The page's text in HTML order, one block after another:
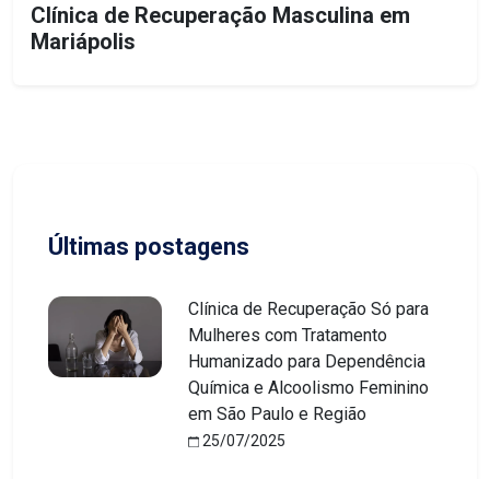
Clínica de Recuperação Masculina em
Mariápolis
Últimas postagens
Clínica de Recuperação Só para
Mulheres com Tratamento
Humanizado para Dependência
Química e Alcoolismo Feminino
em São Paulo e Região
25/07/2025